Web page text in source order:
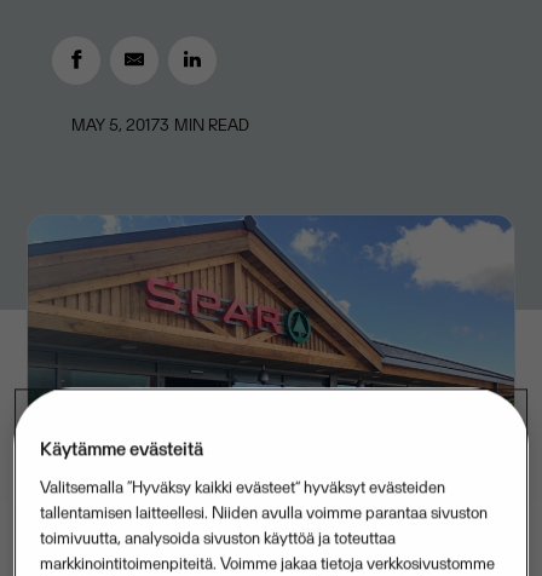
MAY 5, 20173 MIN READ
Käytämme evästeitä
Valitsemalla “Hyväksy kaikki evästeet” hyväksyt evästeiden
tallentamisen laitteellesi. Niiden avulla voimme parantaa sivuston
toimivuutta, analysoida sivuston käyttöä ja toteuttaa
markkinointitoimenpiteitä. Voimme jakaa tietoja verkkosivustomme